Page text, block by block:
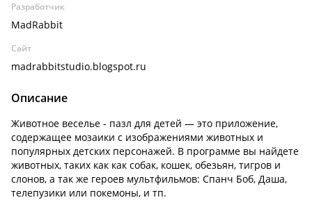
Разработчик
MadRabbit
Сайт
madrabbitstudio.blogspot.ru
Описание
Животное веселье - пазл для детей — это приложение,
содержащее мозаики с изображениями животных и
популярных детских персонажей. В программе вы найдете
животных, таких как как собак, кошек, обезьян, тигров и
слонов, а так же героев мультфильмов: Спанч Боб, Даша,
телепузики или покемоны, и тп.